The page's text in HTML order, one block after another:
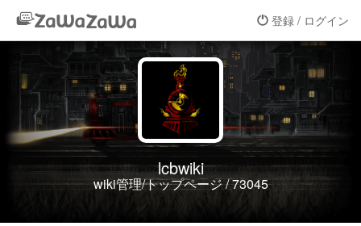
登録 / ログイン
lcbwiki
wiki管理/トップページ / 73045